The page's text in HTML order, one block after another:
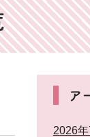
ア
2026年